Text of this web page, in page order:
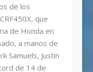
de los
que
de Honda en
a manos de
Samuels, Justin
de 14 de